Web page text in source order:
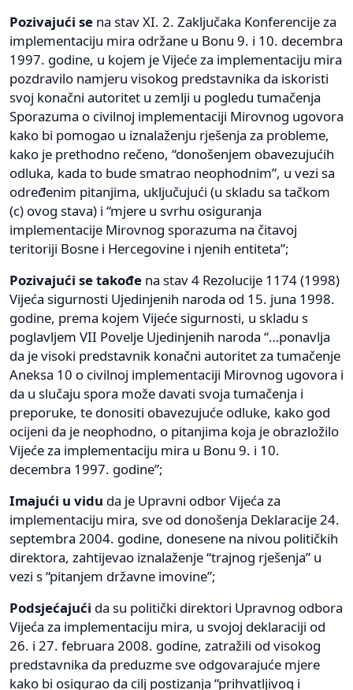
Pozivajući se na stav XI. 2. Zaključaka Konferencije za
implementaciju mira održane u Bonu 9. i 10. decembra
1997. godine, u kojem je Vijeće za implementaciju mira
pozdravilo namjeru visokog predstavnika da iskoristi
svoj konačni autoritet u zemlji u pogledu tumačenja
Sporazuma o civilnoj implementaciji Mirovnog ugovora
kako bi pomogao u iznalaženju rješenja za probleme,
kako je prethodno rečeno, “donošenjem obavezujućih
odluka, kada to bude smatrao neophodnim”, u vezi sa
određenim pitanjima, uključujući (u skladu sa tačkom
(c) ovog stava) i “mjere u svrhu osiguranja
implementacije Mirovnog sporazuma na čitavoj
teritoriji Bosne i Hercegovine i njenih entiteta”;
Pozivajući se takođe na stav 4 Rezolucije 1174 (1998)
Vijeća sigurnosti Ujedinjenih naroda od 15. juna 1998.
godine, prema kojem Vijeće sigurnosti, u skladu s
poglavljem VII Povelje Ujedinjenih naroda “…ponavlja
da je visoki predstavnik konačni autoritet za tumačenje
Aneksa 10 o civilnoj implementaciji Mirovnog ugovora i
da u slučaju spora može davati svoja tumačenja i
preporuke, te donositi obavezujuće odluke, kako god
ocijeni da je neophodno, o pitanjima koja je obrazložilo
Vijeće za implementaciju mira u Bonu 9. i 10.
decembra 1997. godine”;
Imajući u vidu da je Upravni odbor Vijeća za
implementaciju mira, sve od donošenja Deklaracije 24.
septembra 2004. godine, donesene na nivou političkih
direktora, zahtijevao iznalaženje “trajnog rješenja” u
vezi s “pitanjem državne imovine”;
Podsjećajući da su politički direktori Upravnog odbora
Vijeća za implementaciju mira, u svojoj deklaraciji od
26. i 27. februara 2008. godine, zatražili od visokog
predstavnika da preduzme sve odgovarajuće mjere
kako bi osigurao da cilj postizanja “prihvatljivog i